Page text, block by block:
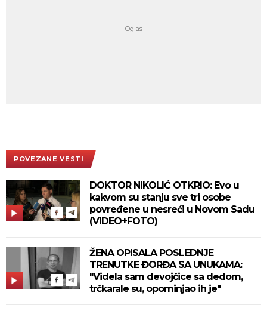
POVEZANE VESTI
DOKTOR NIKOLIĆ OTKRIO: Evo u
kakvom su stanju sve tri osobe
povređene u nesreći u Novom Sadu
(VIDEO+FOTO)
ŽENA OPISALA POSLEDNJE
TRENUTKE ĐORĐA SA UNUKAMA:
"Videla sam devojčice sa dedom,
trčkarale su, opominjao ih je"